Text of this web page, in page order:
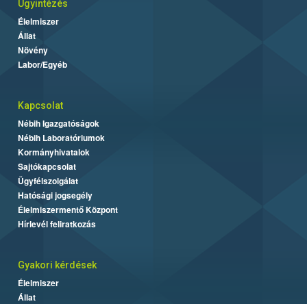
Ügyintézés
Élelmiszer
Állat
Növény
Labor/Egyéb
Kapcsolat
Nébih Igazgatóságok
Nébih Laboratóriumok
Kormányhivatalok
Sajtókapcsolat
Ügyfélszolgálat
Hatósági jogsegély
Élelmiszermentő Központ
Hírlevél feliratkozás
Gyakori kérdések
Élelmiszer
Állat